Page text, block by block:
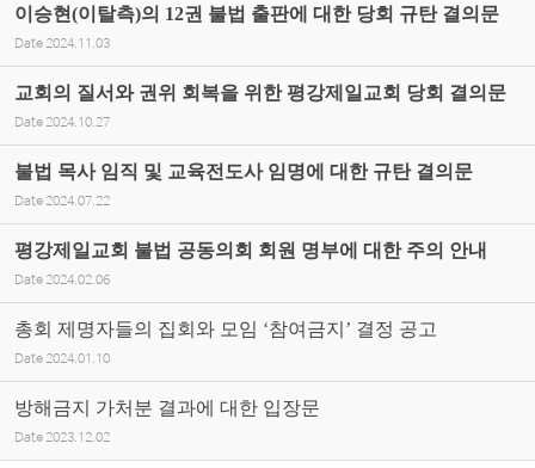
이승현(이탈측)의 12권 불법 출판에 대한 당회 규탄 결의문
Date 2024.11.03
교회의 질서와 권위 회복을 위한 평강제일교회 당회 결의문
Date 2024.10.27
불법 목사 임직 및 교육전도사 임명에 대한 규탄 결의문
Date 2024.07.22
평강제일교회 불법 공동의회 회원 명부에 대한 주의 안내
Date 2024.02.06
총회 제명자들의 집회와 모임 ‘참여금지’ 결정 공고
Date 2024.01.10
방해금지 가처분 결과에 대한 입장문
Date 2023.12.02